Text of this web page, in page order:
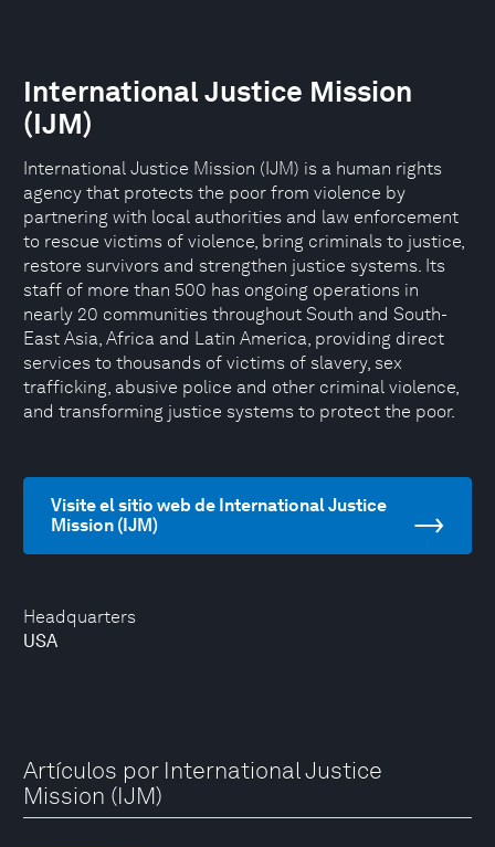
Headquarters
USA
International Justice Mission
(IJM)
International Justice Mission (IJM) is a human rights
agency that protects the poor from violence by
partnering with local authorities and law enforcement
to rescue victims of violence, bring criminals to justice,
restore survivors and strengthen justice systems. Its
staff of more than 500 has ongoing operations in
nearly 20 communities throughout South and South-
East Asia, Africa and Latin America, providing direct
services to thousands of victims of slavery, sex
trafficking, abusive police and other criminal violence,
and transforming justice systems to protect the poor.
Visite el sitio web de International Justice
Mission (IJM)
Artículos por International Justice
Mission (IJM)